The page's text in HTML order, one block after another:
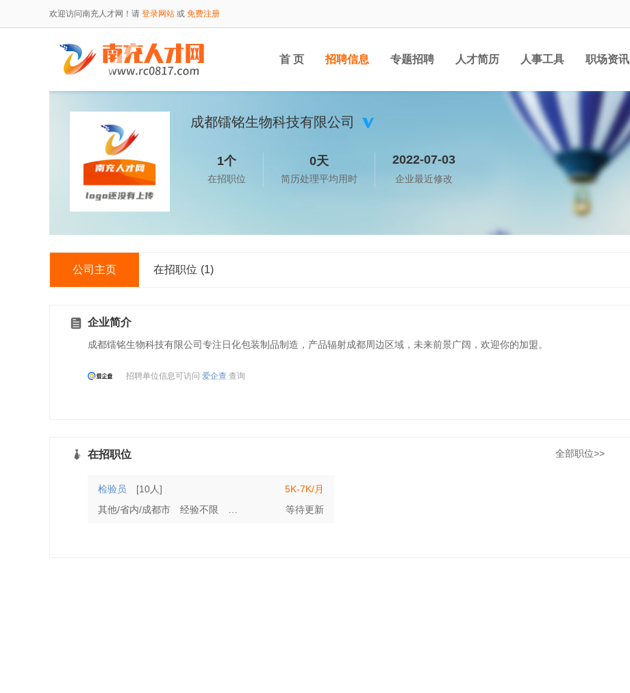
欢迎访问南充人才网！请 登录网站 或 免费注册
首 页 招聘信息 专题招聘 人才简历 人事工具 职场资讯
成都镭铭生物科技有限公司
1个
在招职位
0天
简历处理平均用时
2022-07-03
企业最近修改
公司主页 在招职位 (1)
企业简介
成都镭铭生物科技有限公司专注日化包装制品制造，产品辐射成都周边区域，未来前景广阔，欢迎你的加盟。
招聘单位信息可访问 爱企查 查询
在招职位 全部职位>>
检验员 [10人]
5K-7K/月
其他/省内/成都市
经验不限 等待更新